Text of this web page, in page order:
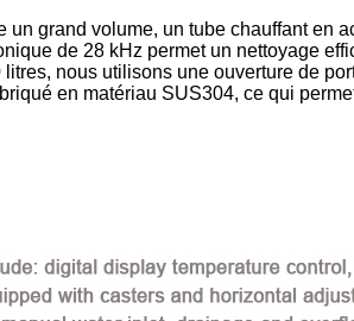
grand volume, un tube chauffant
de 28 kHz permet un nettoyage
nous utilisons une ouverture de
en matériau SUS304, ce qui